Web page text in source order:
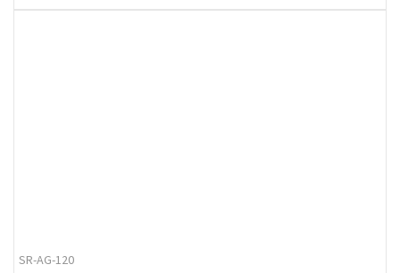
SR-AG-120